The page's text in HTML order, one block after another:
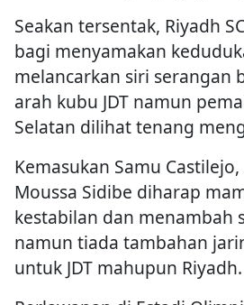
Seakan tersentak, Riyadh
bagi menyamakan
melancarkan siri serangan
arah kubu JDT namun
Selatan dilihat tenang
Kemasukan Samu
Moussa Sidibe diharap
kestabilan dan menambah
namun tiada tambahan
untuk JDT mahupun Riyadh.